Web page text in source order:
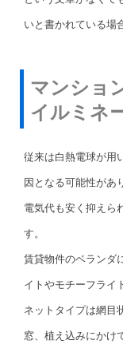
いと書かれている場
マンショ
イルミネ
従来は白熱電球が用
因となる可能性があ
電気代も安く抑えら
す。
賃貸物件のベランダ
イトやモチーフライ
ネットタイプは網目
窓、植え込みにかけ